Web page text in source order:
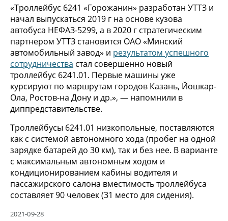
«Троллейбус 6241 «Горожанин» разработан УТТЗ и
начал выпускаться 2019 г на основе кузова
автобуса НЕФАЗ-5299, а в 2020 г стратегическим
партнером УТТЗ становится ОАО «Минский
автомобильный завод» и результатом успешного
сотрудничества стал совершенно новый
троллейбус 6241.01. Первые машины уже
курсируют по маршрутам городов Казань, Йошкар-
Ола, Ростов-на Дону и др.», — напомнили в
диппредставительстве.
Троллейбусы 6241.01 низкопольные, поставляются
как с системой автономного хода (пробег на одной
зарядке батарей до 30 км), так и без нее. В варианте
с максимальным автономным ходом и
кондиционированием кабины водителя и
пассажирского салона вместимость троллейбуса
составляет 90 человек (31 место для сидения).
2021-09-28